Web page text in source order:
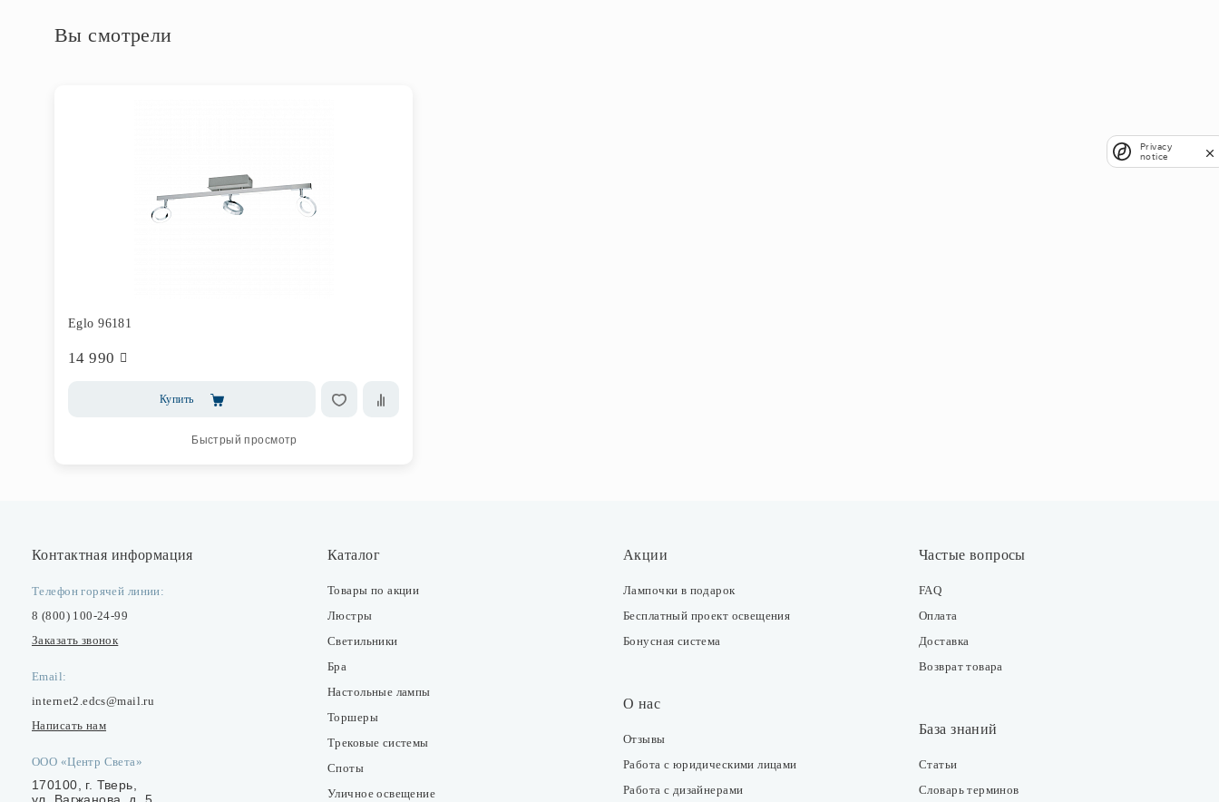
Вы смотрели
Eglo 96181
14 990
Купить
Быстрый просмотр
Контактная информация
Телефон горячей линии:
8 (800) 100-24-99
Заказать звонок
Email:
internet2.edcs@mail.ru
Написать нам
ООО «Центр Света»
170100, г. Тверь,
Каталог
Товары по акции
Люстры
Светильники
Бра
Настольные лампы
Торшеры
Трековые системы
Споты
Уличное освещение
Акции
Лампочки в подарок
Бесплатный проект освещения
Бонусная система
О нас
Отзывы
Работа с юридическими лицами
Работа с дизайнерами
Частые вопросы
FAQ
Оплата
Доставка
Возврат товара
База знаний
Статьи
Словарь терминов
Privacy
notice